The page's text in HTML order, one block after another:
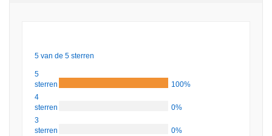
5 van de 5 sterren
5
sterren
100%
4
sterren
0%
3
sterren
0%